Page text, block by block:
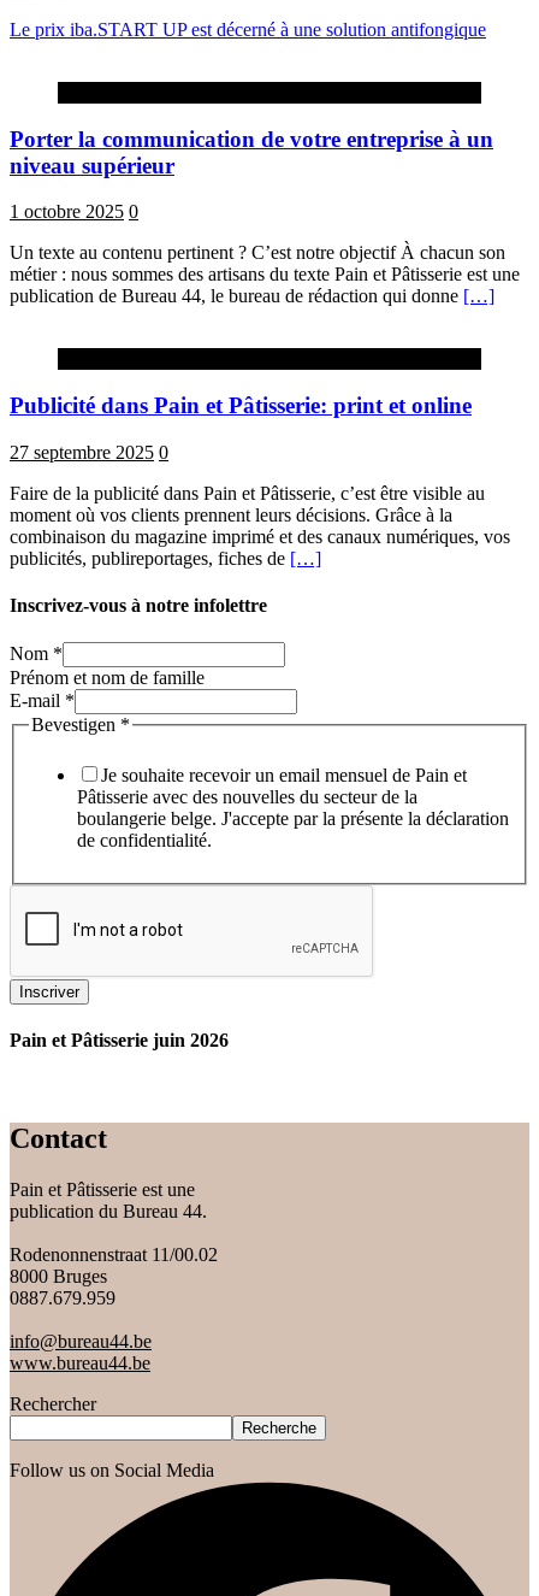
Le prix iba.START UP est décerné à une solution antifongique
Porter la communication de votre entreprise à un
niveau supérieur
1 octobre 2025 0
Un texte au contenu pertinent ? C’est notre objectif À chacun son
métier : nous sommes des artisans du texte Pain et Pâtisserie est une
publication de Bureau 44, le bureau de rédaction qui donne […]
Publicité dans Pain et Pâtisserie: print et online
27 septembre 2025 0
Faire de la publicité dans Pain et Pâtisserie, c’est être visible au
moment où vos clients prennent leurs décisions. Grâce à la
combinaison du magazine imprimé et des canaux numériques, vos
publicités, publireportages, fiches de […]
Inscrivez-vous à notre infolettre
Nom *
Prénom et nom de famille
E-mail *
Bevestigen *
Je souhaite recevoir un email mensuel de Pain et
Pâtisserie avec des nouvelles du secteur de la
boulangerie belge. J'accepte par la présente la déclaration
de confidentialité.
Inscriver
Pain et Pâtisserie juin 2026
Contact
Pain et Pâtisserie est une
publication du Bureau 44.
Rodenonnenstraat 11/00.02
8000 Bruges
0887.679.959
info@bureau44.be
www.bureau44.be
Rechercher
Recherche
Follow us on Social Media